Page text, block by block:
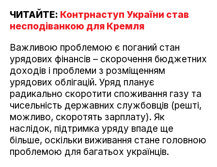
ЧИТАЙТЕ: Контрнаступ України став
несподіванкою для Кремля
Важливою проблемою є поганий стан
урядових фінансів – скорочення бюджетних
доходів і проблеми з розміщенням
урядових облігацій. Уряд планує
радикально скоротити споживання газу та
чисельність державних службовців (решті,
можливо, скоротять зарплату). Як
наслідок, підтримка уряду впаде ще
більше, оскільки виживання стане головною
проблемою для багатьох українців.